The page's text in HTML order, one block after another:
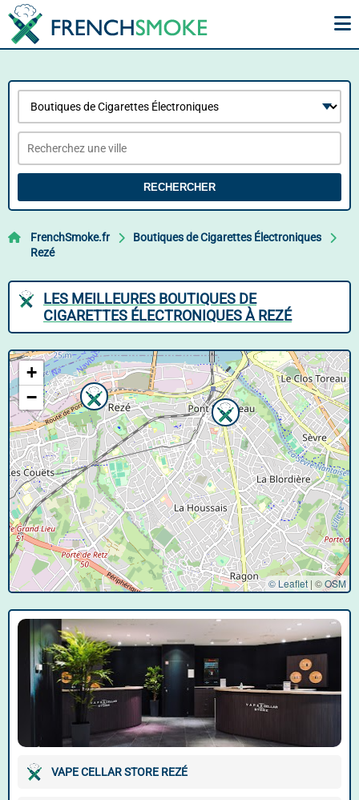
RECHERCHER
FrenchSmoke.fr
Boutiques de Cigarettes Électroniques
Rezé
LES MEILLEURES BOUTIQUES DE
CIGARETTES ÉLECTRONIQUES À REZÉ
+
−
© Leaflet | ©OSM
VAPE CELLAR STORE REZÉ